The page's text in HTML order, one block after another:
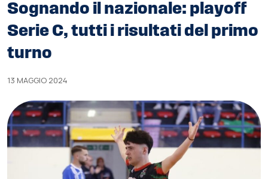
Sognando il nazionale: playoff
Serie C, tutti i risultati del primo
turno
13 MAGGIO 2024